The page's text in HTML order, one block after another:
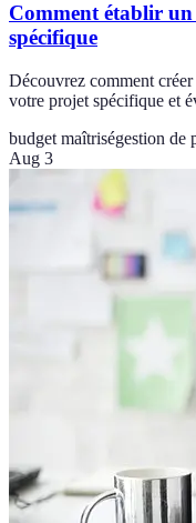
Comment établir
spécifique
Découvrez comment
votre projet spécifique et
budget maîtriségestion de
Aug 3